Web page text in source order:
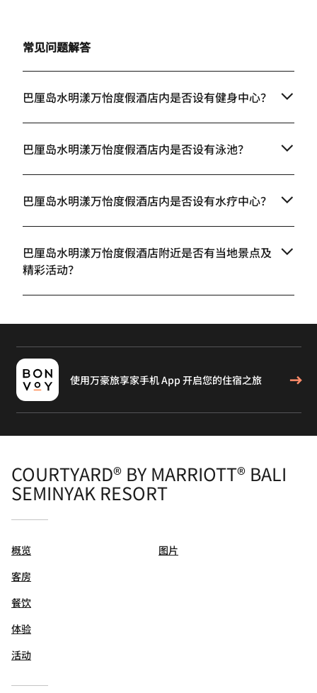
常见问题解答
巴厘岛水明漾万怡度假酒店内是否设有健身中心？
巴厘岛水明漾万怡度假酒店内是否设有泳池？
巴厘岛水明漾万怡度假酒店内是否设有水疗中心？
巴厘岛水明漾万怡度假酒店附近是否有当地景点及
精彩活动？
使用万豪旅享家手机 App 开启您的住宿之旅
COURTYARD® BY MARRIOTT® BALI
SEMINYAK RESORT
概览
客房
餐饮
体验
活动
图片